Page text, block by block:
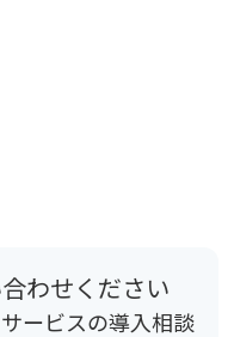
わせください
ービスの導入相談